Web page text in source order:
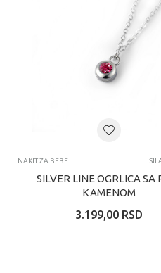
NAKIT ZA BEBE
SILVER LINE OGRLICA SA
KAMENOM
3.199,00 RSD